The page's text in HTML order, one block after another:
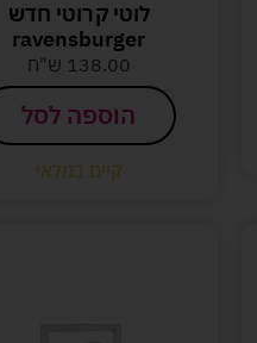
לוטי קרוטי חדש
ravensburger
138.00 ש"ח
הוספה לסל
קיים במלאי